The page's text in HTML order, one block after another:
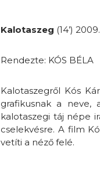
Kalotaszeg (14’) 2009.
Rendezte: KÓS BÉLA
Kalotaszegről Kós
grafikusnak a neve,
kalotaszegi táj népe
cselekvésre. A film
vetíti a néző felé.